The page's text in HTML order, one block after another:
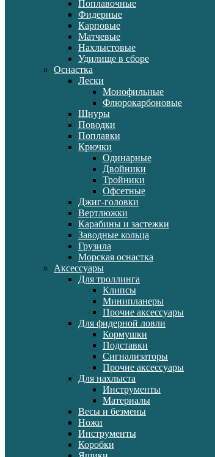
Поплавочные
Фидерные
Карповые
Матчевые
Нахлыстовые
Удилище в сборе
Оснастка
Лески
Монофильные
Флюрокарбоновые
Шнуры
Поводки
Поплавки
Крючки
Одинарные
Двойники
Тройники
Офсетные
Джиг-головки
Вертлюжки
Карабины и застежки
Заводные кольца
Грузила
Морская оснастка
Аксессуары
Для троллинга
Клипсы
Минипланеры
Прочие аксессуары
Для фидерной ловли
Кормушки
Подставки
Сигнализаторы
Прочие аксессуары
Для нахлыста
Инструменты
Материалы
Весы и безмены
Ножи
Инструменты
Коробки